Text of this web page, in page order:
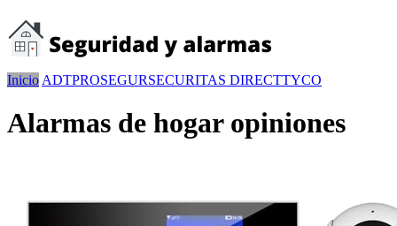
Inicio ADTPROSEGURSECURITAS DIRECTTYCO
Alarmas de hogar opiniones